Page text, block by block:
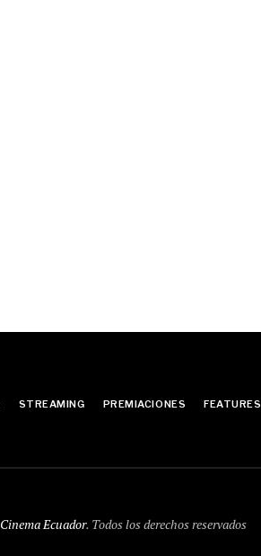
STREAMING PREMIACIONES FEATURES
Cinema Ecuador. Todos los derechos reservados